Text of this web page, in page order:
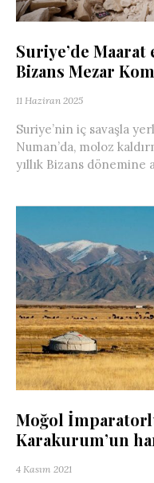
Suriye’de Maarat
Bizans Mezar
11 Haziran 2025
Suriye’nin iç savaşla
Numan’da, moloz
yıllık Bizans dönemine
Moğol
Karakurum’un
4 Kasım 2021